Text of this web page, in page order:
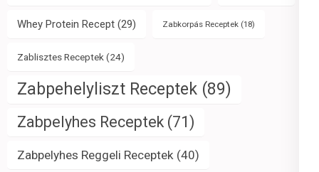
Whey Protein Recept (29) Zabkorpás Receptek (18)
Zablisztes Receptek (24)
Zabpehelyliszt Receptek (89)
Zabpelyhes Receptek (71)
Zabpelyhes Reggeli Receptek (40)